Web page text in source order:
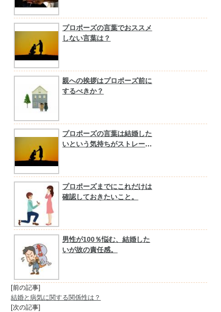
プロポーズの言葉でおススメ
しない言葉は？
親への挨拶はプロポーズ前に
するべきか？
プロポーズの言葉は結婚した
いという気持ちがストレート
プロポーズまでにこれだけは
確認しておきたいこと。
男性が100％悩む、結婚した
いが故の責任感。
[前の記事]
結婚と病気に関する関係性は？
[次の記事]